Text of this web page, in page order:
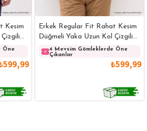
Kesim
Öne
Erkek Regular Fit Rahat Kesim
Düğmeli Yaka Uzun Kol Çizgili
Pamuklu Lacivert Gömlek
4 Mevsim Gömleklerde Öne
Çıkanlar
₺599,99